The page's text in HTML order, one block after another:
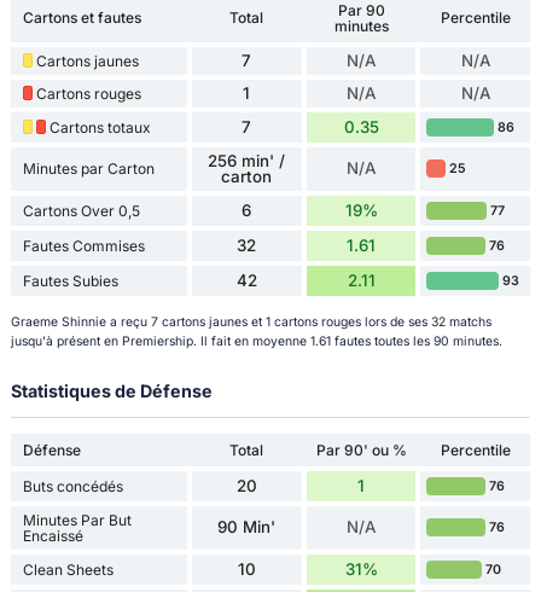
Cartons et fautes Total
Par 90
minutes
Percentile
Cartons jaunes 7 N/A N/A
Cartons rouges 1 N/A N/A
Cartons totaux 7 0.35 86
Minutes par Carton
256 min' /
carton
N/A 25
Cartons Over 0,5 6 19% 77
Fautes Commises 32 1.61 76
Fautes Subies 42 2.11 93
Graeme Shinnie a reçu 7 cartons jaunes et 1 cartons rouges lors de ses 32 matchs
jusqu'à présent en Premiership. Il fait en moyenne 1.61 fautes toutes les 90 minutes.
Statistiques de Défense
Défense Total Par 90' ou %
Percentile
Buts concédés
20 1 76
Minutes Par But
Encaissé
90 Min' N/A 76
Clean Sheets 10 31% 70